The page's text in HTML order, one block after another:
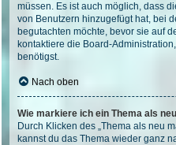
müssen. Es ist auch möglich, dass
von Benutzern hinzugefügt hat, bei
begutachten möchte, bevor sie auf
kontaktiere die Board-
benötigst.
Nach oben
Wie markiere ich ein Thema als
Durch Klicken des „Thema als neu
kannst du das Thema wieder ganz